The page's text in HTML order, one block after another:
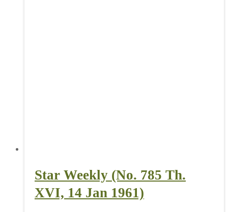
Star Weekly (No. 785 Th.
XVI, 14 Jan 1961)